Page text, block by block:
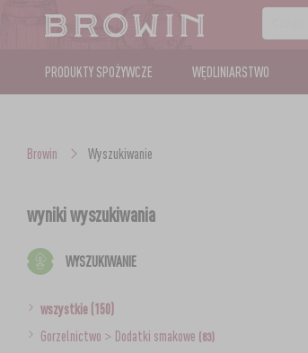
PRODUKTY SPOŻYWCZE WĘDLINIARSTWO
Browin Wyszukiwanie
wyniki wyszukiwania
WYSZUKIWANIE
wszystkie (150)
Gorzelnictwo > Dodatki smakowe (83)